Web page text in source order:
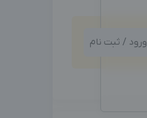
ورود / ثبت نام